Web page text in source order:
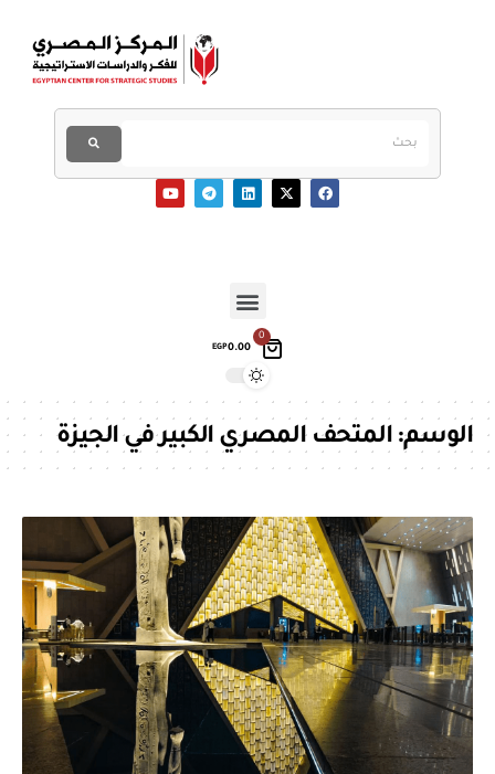
0
EGP0.00
الوسم:المتحف المصري الكبير في الجيزة